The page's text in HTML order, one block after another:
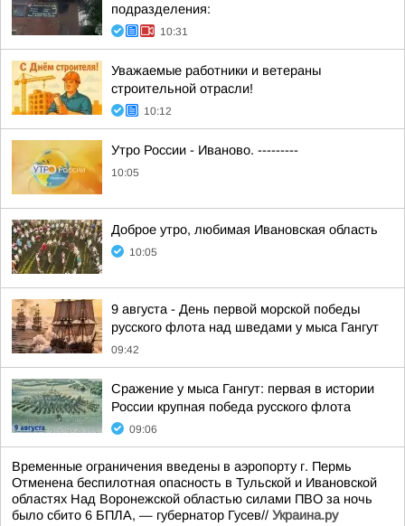
подразделения:
10:31
Уважаемые работники и ветераны
строительной отрасли!
10:12
Утро России - Иваново. ---------
10:05
Доброе утро, любимая Ивановская область
10:05
9 августа - День первой морской победы
русского флота над шведами у мыса Гангут
09:42
Сражение у мыса Гангут: первая в истории
России крупная победа русского флота
09:06
Временные ограничения введены в аэропорту г. Пермь
Отменена беспилотная опасность в Тульской и Ивановской
областях Над Воронежской областью силами ПВО за ночь
было сбито 6 БПЛА, — губернатор Гусев// Украина.ру